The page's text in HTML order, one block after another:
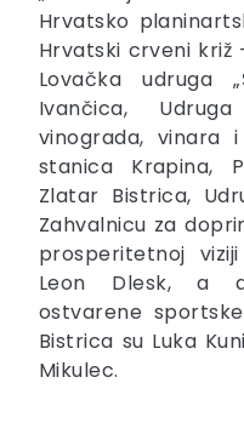
Hrvatsko
Hrvatski crveni križ
Lovačka udruga
Ivančica,
vinograda, vinara
stanica Krapina,
Zlatar Bistrica,
Zahvalnicu za
prosperitetnoj
Leon Dlesk, a
ostvarene
Bistrica su Luka
Mikulec.